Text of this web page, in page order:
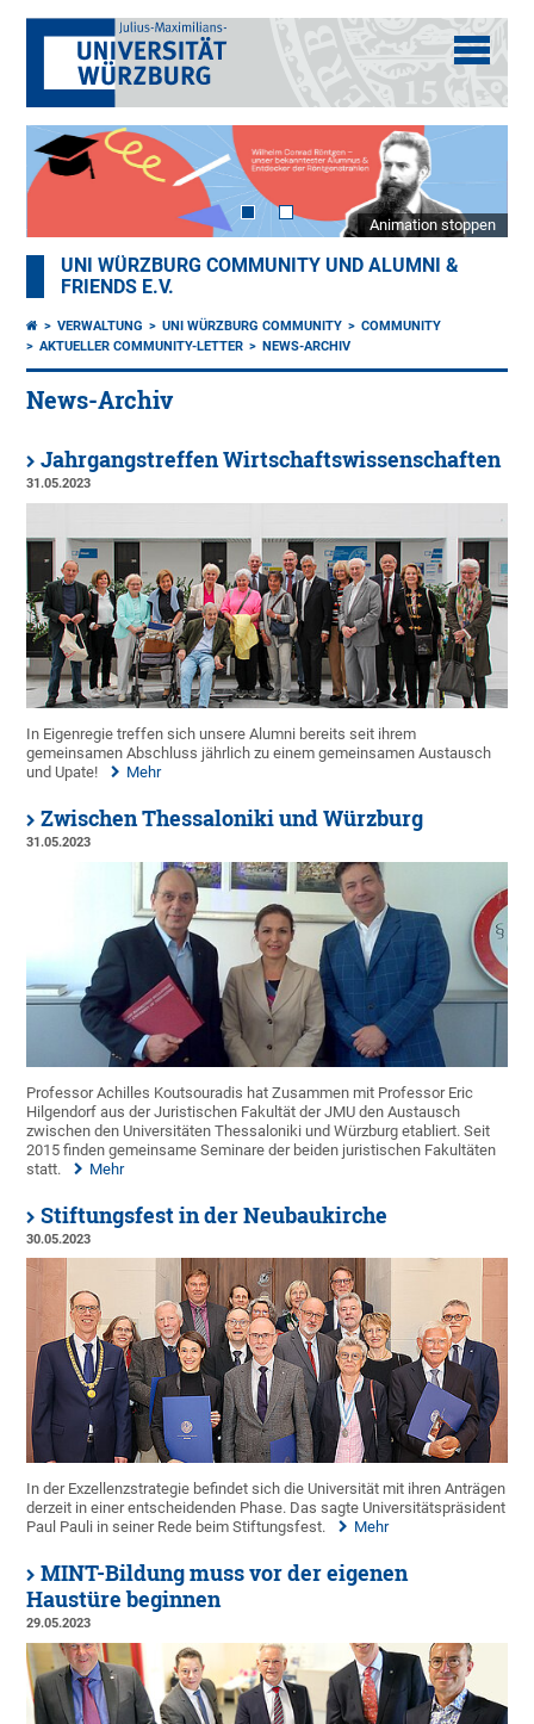
Animation stoppen
UNI WÜRZBURG COMMUNITY UND ALUMNI &
FRIENDS E.V.
VERWALTUNG UNI WÜRZBURG COMMUNITY
COMMUNITY
AKTUELLER COMMUNITY-LETTER
NEWS-ARCHIV
News-Archiv
Jahrgangstreffen Wirtschaftswissenschaften
31.05.2023
In Eigenregie treffen sich unsere Alumni bereits seit ihrem
gemeinsamen Abschluss jährlich zu einem gemeinsamen Austausch
und Upate!
Mehr
Zwischen Thessaloniki und Würzburg
31.05.2023
Professor Achilles Koutsouradis hat Zusammen mit Professor Eric
Hilgendorf aus der Juristischen Fakultät der JMU den Austausch
zwischen den Universitäten Thessaloniki und Würzburg etabliert. Seit
2015 finden gemeinsame Seminare der beiden juristischen Fakultäten
statt.
Mehr
Stiftungsfest in der Neubaukirche
30.05.2023
In der Exzellenzstrategie befindet sich die Universität mit ihren Anträgen
derzeit in einer entscheidenden Phase. Das sagte Universitätspräsident
Paul Pauli in seiner Rede beim Stiftungsfest.
Mehr
MINT-Bildung muss vor der eigenen
Haustüre beginnen
29.05.2023